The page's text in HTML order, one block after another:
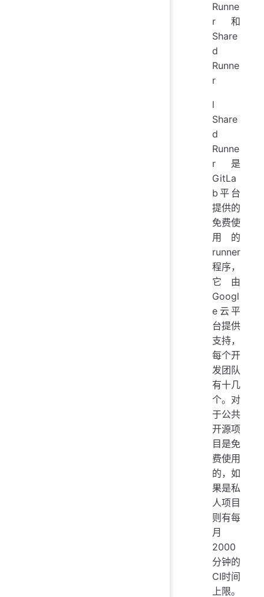
Runne
r 和
Share
d
Runne
r
l
Share
d
Runne
r是
GitLa
b平台
提供的
免费使
用的
runner
程序，
它由
Googl
e云平
台提供
支持，
每个开
发团队
有十几
个。对
于公共
开源项
目是免
费使用
的，如
果是私
人项目
则有每
月
2000
分钟的
CI时间
上限。